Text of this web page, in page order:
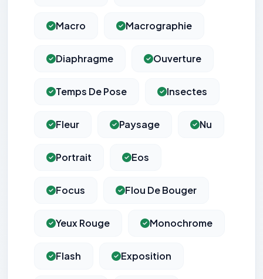
Macro Macrographie
Diaphragme Ouverture
Temps De Pose Insectes
Fleur Paysage Nu
Portrait Eos
Focus Flou De Bouger
Yeux Rouge Monochrome
Flash Exposition